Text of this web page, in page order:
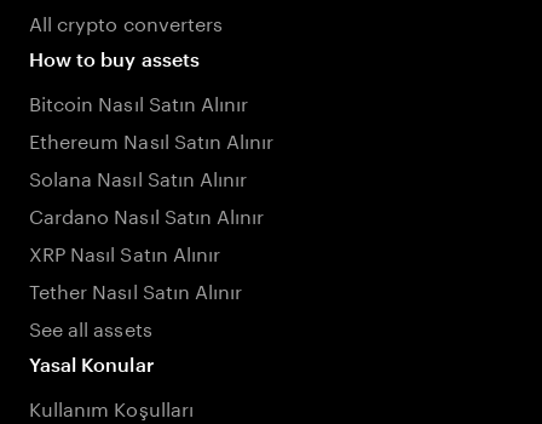
All crypto converters
How to buy assets
Bitcoin Nasıl Satın Alınır
Ethereum Nasıl Satın Alınır
Solana Nasıl Satın Alınır
Cardano Nasıl Satın Alınır
XRP Nasıl Satın Alınır
Tether Nasıl Satın Alınır
See all assets
Yasal Konular
Kullanım Koşulları